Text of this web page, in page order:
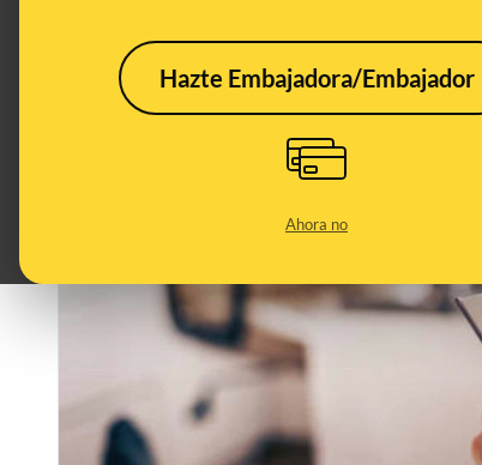
Hazte Embajadora/Embajador
Ahora no